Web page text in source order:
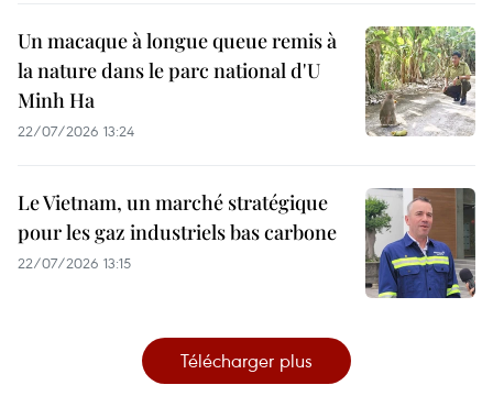
Un macaque à longue queue remis à
la nature dans le parc national d'U
Minh Ha
22/07/2026 13:24
Le Vietnam, un marché stratégique
pour les gaz industriels bas carbone
22/07/2026 13:15
Télécharger plus